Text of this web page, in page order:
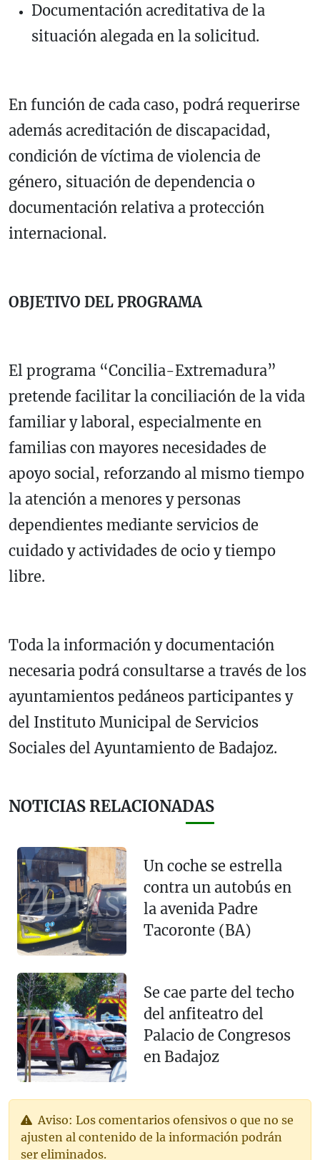
Documentación acreditativa de la
situación alegada en la solicitud.
En función de cada caso, podrá requerirse
además acreditación de discapacidad,
condición de víctima de violencia de
género, situación de dependencia o
documentación relativa a protección
internacional.
OBJETIVO DEL PROGRAMA
El programa “Concilia-Extremadura”
pretende facilitar la conciliación de la vida
familiar y laboral, especialmente en
familias con mayores necesidades de
apoyo social, reforzando al mismo tiempo
la atención a menores y personas
dependientes mediante servicios de
cuidado y actividades de ocio y tiempo
libre.
Toda la información y documentación
necesaria podrá consultarse a través de los
ayuntamientos pedáneos participantes y
del Instituto Municipal de Servicios
Sociales del Ayuntamiento de Badajoz.
NOTICIAS RELACIONADAS
Un coche se estrella
contra un autobús en
la avenida Padre
Tacoronte (BA)
Se cae parte del techo
del anfiteatro del
Palacio de Congresos
en Badajoz
Aviso: Los comentarios ofensivos o que no se
ajusten al contenido de la información podrán
ser eliminados.